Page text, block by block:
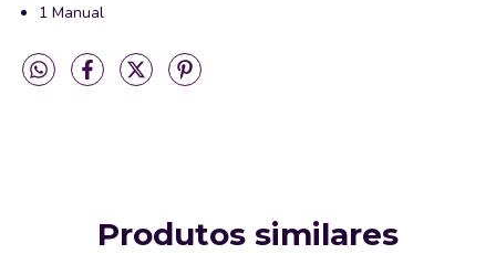
1 Manual
Produtos similares